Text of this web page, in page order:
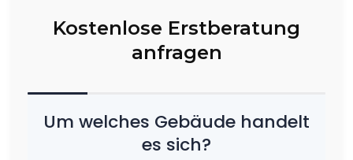
Kostenlose Erstberatung
anfragen